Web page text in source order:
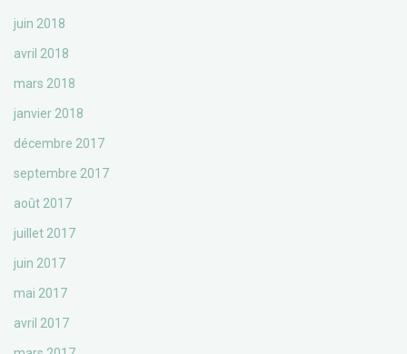
juin 2018
avril 2018
mars 2018
janvier 2018
décembre 2017
septembre 2017
août 2017
juillet 2017
juin 2017
mai 2017
avril 2017